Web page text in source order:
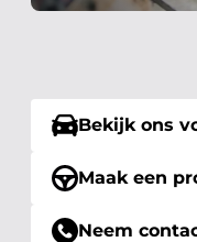
Bekijk ons
Maak een
Neem